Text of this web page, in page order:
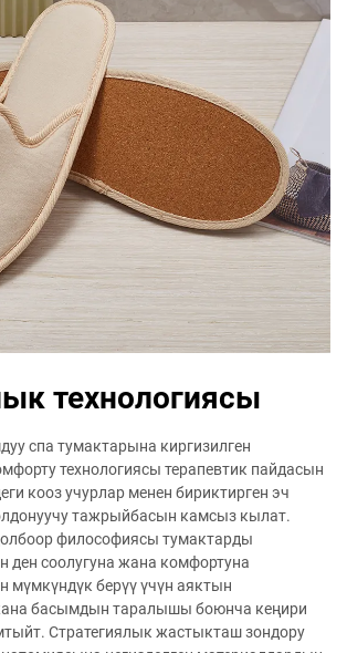
технологиясы
спа тумактарына киргизилген
технологиясы терапевтик пайдасын
кооз учурлар менен бириктирген эч
тажрыйбасын камсыз кылат.
философиясы тумактарды
ден соолугуна жана комфортуна
мүмкүндүк берүү үчүн аяктын
басымдын таралышы боюнча кеңири
Стратегиялык жастыкташ зондору